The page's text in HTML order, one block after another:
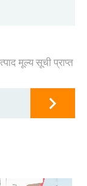
मूल्य सूची प्राप्त